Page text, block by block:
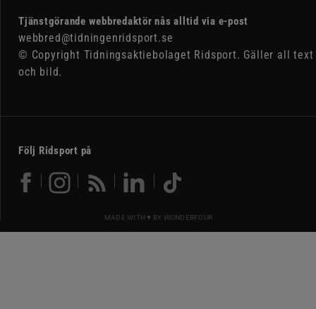
Tjänstgörande webbredaktör nås alltid via e-post
webbred@tidningenridsport.se
© Copyright Tidningsaktiebolaget Ridsport. Gäller all text
och bild.
Följ Ridsport på
MADE WITH ♥ BY WONDERFOUR